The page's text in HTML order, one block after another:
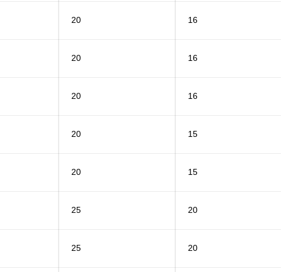
20 16
20 16
20 16
20 15
20 15
25 20
25 20